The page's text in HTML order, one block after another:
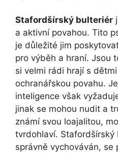
Stafordšírský bulteriér
a aktivní povahou. Tito
je důležité jim
pro výběh a hraní. Jsou
si velmi rádi hrají s
ochranářskou povahu.
inteligence však
jinak se mohou nudit a
známí svou loajalitou,
tvrdohlaví. Stafordšírský
správně vychováván, se